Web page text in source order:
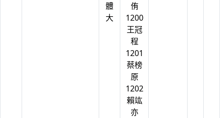
體
大
侑
1200
王冠
程
1201
蔡榜
原
1202
賴竑
亦